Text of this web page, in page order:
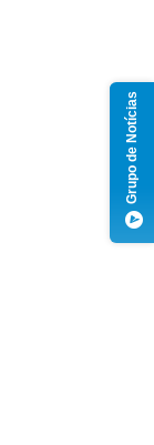
Grupo de Notícias